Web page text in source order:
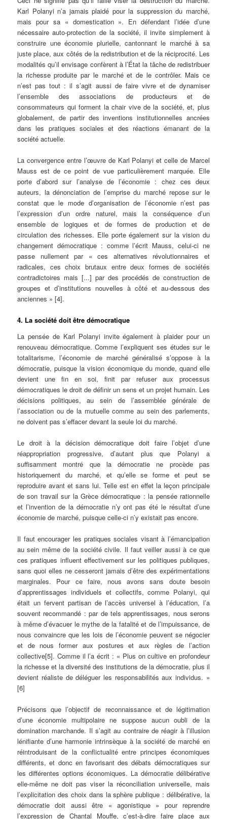
Karl Polanyi n’a jamais plaidé pour la suppression du marché,
mais pour sa « domestication ». En défendant l’idée d’une
nécessaire auto-protection de la société, il invite simplement à
construire une économie plurielle, cantonnant le marché à sa
juste place, aux côtés de la redistribution et de la réciprocité. Les
modalités qu’il envisage confèrent à l’État la tâche de redistribuer
la richesse produite par le marché et de le contrôler. Mais ce
n’est pas tout : il s’agit aussi de faire vivre et de dynamiser
l’ensemble des associations de producteurs et de
consommateurs qui forment la chair vive de la société, et, plus
globalement, de partir des inventions institutionnelles ancrées
dans les pratiques sociales et des réactions émanant de la
société actuelle.
La convergence entre l’œuvre de Karl Polanyi et celle de Marcel
Mauss est de ce point de vue particulièrement marquée. Elle
porte d’abord sur l’analyse de l’économie : chez ces deux
auteurs, la dénonciation de l’emprise du marché repose sur le
constat que le mode d’organisation de l’économie n’est pas
l’expression d’un ordre naturel, mais la conséquence d’un
ensemble de logiques et de formes de production et de
circulation des richesses. Elle porte également sur la vision du
changement démocratique : comme l’écrit Mauss, celui-ci ne
passe nullement par « ces alternatives révolutionnaires et
radicales, ces choix brutaux entre deux formes de sociétés
contradictoires mais [...] par des procédés de construction de
groupes et d’institutions nouvelles à côté et au-dessous des
anciennes »[4].
4. La société doit être démocratique
La pensée de Karl Polanyi invite également à plaider pour un
renouveau démocratique. Comme l’expliquent ses études sur le
totalitarisme, l’économie de marché généralisé s’oppose à la
démocratie, puisque la vision économique du monde, quand elle
devient une fin en soi, finit par refuser aux processus
démocratiques le droit de définir un sens et un projet humain. Les
décisions politiques, au sein de l’assemblée générale de
l’association ou de la mutuelle comme au sein des parlements,
ne doivent pas s’effacer devant la seule loi du marché.
Le droit à la décision démocratique doit faire l’objet d’une
réappropriation progressive, d’autant plus que Polanyi a
suffisamment montré que la démocratie ne procède pas
historiquement du marché, et qu’elle se forme et peut se
reproduire avant et sans lui. Telle est en effet la leçon principale
de son travail sur la Grèce démocratique : la pensée rationnelle
et l’invention de la démocratie n’y ont pas été le résultat d’une
économie de marché, puisque celle-ci n’y existait pas encore.
Il faut encourager les pratiques sociales visant à l’émancipation
au sein même de la société civile. Il faut veiller aussi à ce que
ces pratiques influent effectivement sur les politiques publiques,
sans quoi elles ne cesseront jamais d’être des expérimentations
marginales. Pour ce faire, nous avons sans doute besoin
d’apprentissages individuels et collectifs, comme Polanyi, qui
était un fervent partisan de l’accès universel à l’éducation, l’a
souvent recommandé : par de tels apprentissages, nous serons
à même d’évacuer le mythe de la fatalité et de l’impuissance, de
nous convaincre que les lois de l’économie peuvent se négocier
et de nous former aux postures et aux règles de l’action
collective[5]. Comme il l’a écrit : « Plus on cultive en profondeur
la richesse et la diversité des institutions de la démocratie, plus il
devient réaliste de déléguer les responsabilités aux individus. »
[6]
Précisons que l’objectif de reconnaissance et de légitimation
d’une économie multipolaire ne suppose aucun oubli de la
domination marchande. Il s’agit au contraire de réagir à l’illusion
lénifiante d’une harmonie intrinsèque à la société de marché en
réintroduisant de la conflictualité entre principes économiques
différents, et donc en favorisant des débats démocratiques sur
les différentes options économiques. La démocratie délibérative
elle-même ne doit pas viser la réconciliation universelle, mais
l’explicitation des choix dans la sphère publique : délibérative, la
démocratie doit aussi être « agonistique » pour reprendre
l’expression de Chantal Mouffe, c’est-à-dire faire place aux